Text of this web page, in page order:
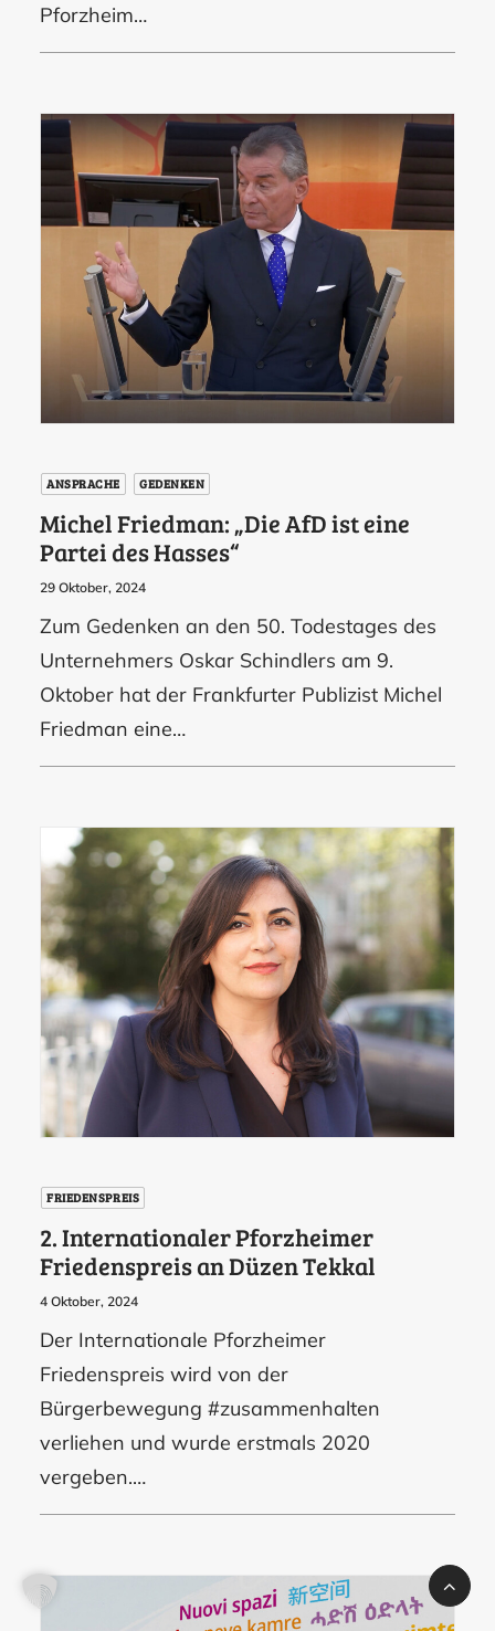
Pforzheim…
ANSPRACHE GEDENKEN
Michel Friedman: „Die AfD ist eine
Partei des Hasses“
29 Oktober, 2024
Zum Gedenken an den 50. Todestages des
Unternehmers Oskar Schindlers am 9.
Oktober hat der Frankfurter Publizist Michel
Friedman eine…
FRIEDENSPREIS
2. Internationaler Pforzheimer
Friedenspreis an Düzen Tekkal
4 Oktober, 2024
Der Internationale Pforzheimer
Friedenspreis wird von der
Bürgerbewegung #zusammenhalten
verliehen und wurde erstmals 2020
vergeben.…